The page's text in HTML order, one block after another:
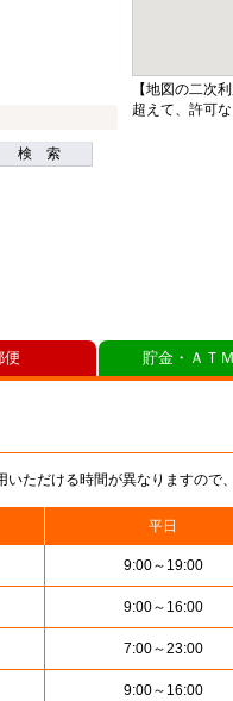
検 索
【地図の二次
超えて、許可
ただける時間が異なりますので
平日
9:00～19:00
9:00～16:00
7:00～23:00
9:00～16:00
便 貯金・ＡＴ